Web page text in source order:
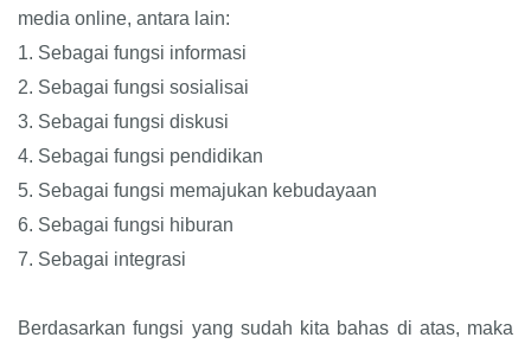
media online, antara lain:
1. Sebagai fungsi informasi
2. Sebagai fungsi sosialisai
3. Sebagai fungsi diskusi
4. Sebagai fungsi pendidikan
5. Sebagai fungsi memajukan kebudayaan
6. Sebagai fungsi hiburan
7. Sebagai integrasi
Berdasarkan fungsi yang sudah kita bahas di atas, maka